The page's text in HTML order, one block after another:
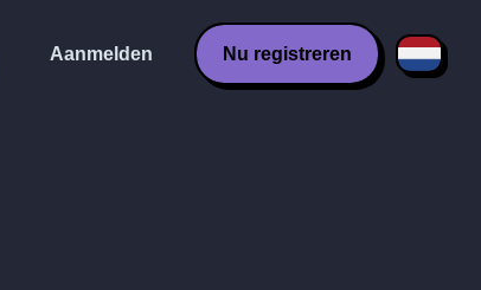
Aanmelden Nu registreren